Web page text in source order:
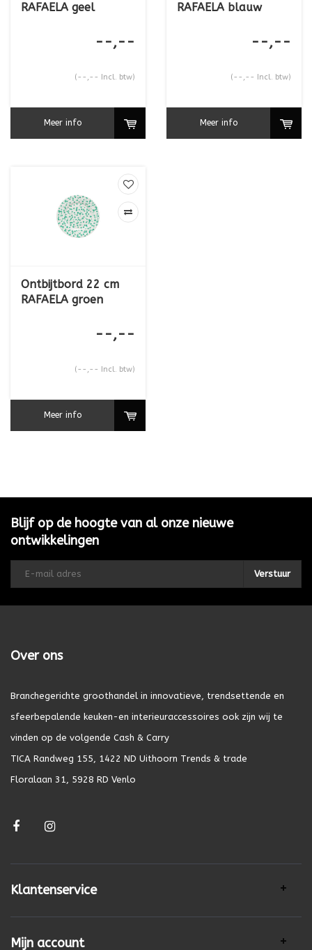
RAFAELA geel
--,--
(--,-- Incl. btw)
Meer info
RAFAELA blauw
--,--
(--,-- Incl. btw)
Meer info
Ontbijtbord 22 cm
RAFAELA groen
--,--
(--,-- Incl. btw)
Meer info
Blijf op de hoogte van al onze nieuwe
ontwikkelingen
Verstuur
Over ons
Branchegerichte groothandel in innovatieve, trendsettende en
sfeerbepalende keuken-en interieuraccessoires ook zijn wij te
vinden op de volgende Cash & Carry
TICA Randweg 155, 1422 ND Uithoorn Trends & trade
Floralaan 31, 5928 RD Venlo
Klantenservice
Mijn account